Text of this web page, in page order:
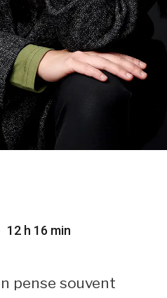
12 h 16 min
pense souvent